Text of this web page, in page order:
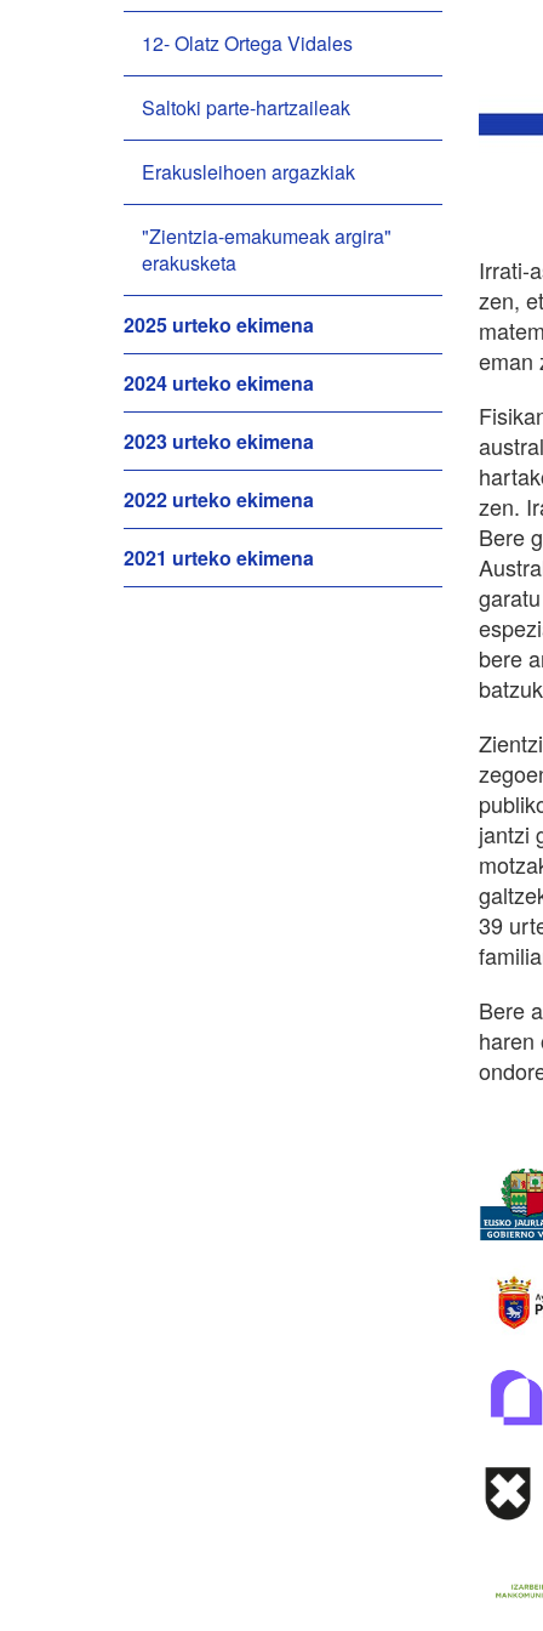
Irrati-
zen,
eman
zen.
Bere
bere
jantzi
39
Bere
haren
12- Olatz Ortega Vidales
Saltoki parte-hartzaileak
Erakusleihoen argazkiak
"Zientzia-emakumeak argira"
erakusketa
2025 urteko ekimena
2024 urteko ekimena
2023 urteko ekimena
2022 urteko ekimena
2021 urteko ekimena